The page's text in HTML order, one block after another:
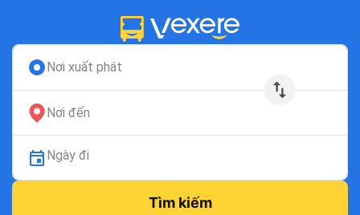
Nơi xuất phát
Nơi đến
Ngày đi
Tìm kiếm